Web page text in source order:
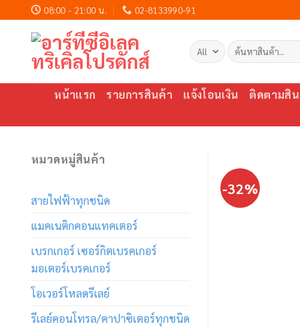
content
08:00 - 21:00 น. 02-8133990-91
ค้นหา:
หน้าแรก รายการสินค้า แจ้งโอนเงิน ติดตามสิ
หมวดหมู่สินค้า
สายไฟฟ้าทุกชนิด
แมคเนติกคอนแทคเตอร์
เบรกเกอร์ เซอร์กิตเบรคเกอร์
มอเตอร์เบรคเกอร์
โอเวอร์โหลดรีเลย์
รีเลย์คอนโทรล/คาปาซิเตอร์ทุกชนิด
-32%